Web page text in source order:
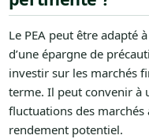
Le PEA peut être adapté
d’une épargne de
investir sur les marchés
terme. Il peut convenir à
fluctuations des
rendement potentiel.